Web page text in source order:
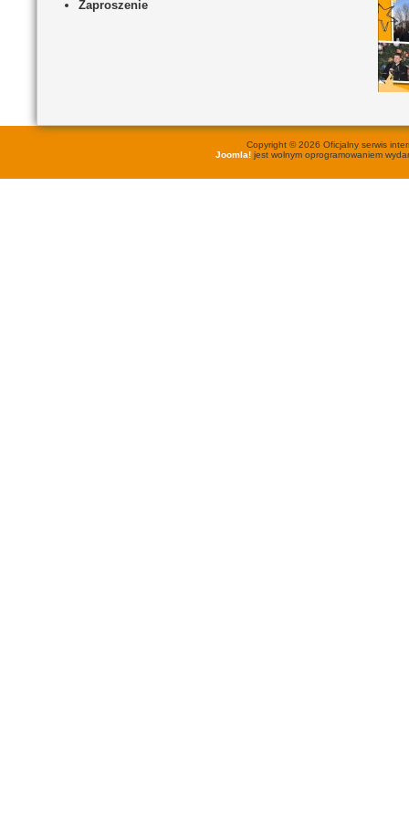
Zaproszenie
Copyright © 2026 Oficjalny serwis
Joomla!jest wolnym oprogramowaniem